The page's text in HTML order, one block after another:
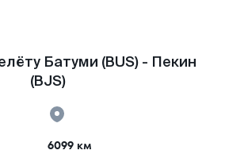
Батуми (BUS) - Пекин
(BJS)
6099 км